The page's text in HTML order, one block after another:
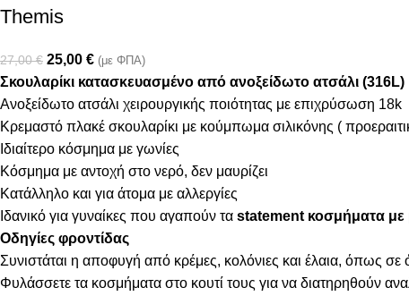
Themis
27,00€ 25,00 € (με ΦΠΑ)
Σκουλαρίκι κατασκευασμένο από ανοξείδωτο ατσάλι (316L)
Ανοξείδωτο ατσάλι χειρουργικής ποιότητας με επιχρύσωση 18k
Κρεμαστό πλακέ σκουλαρίκι με κούμπωμα σιλικόνης (
Ιδιαίτερο κόσμημα με γωνίες
Κόσμημα με αντοχή στο νερό, δεν μαυρίζει
Κατάλληλο και για άτομα με αλλεργίες
Ιδανικό για γυναίκες που αγαπούν τα statement κοσμήματα με
Οδηγίες φροντίδας
Συνιστάται η αποφυγή από κρέμες, κολόνιες και έλαια, όπως
Φυλάσσετε τα κοσμήματα στο κουτί τους για να διατηρηθούν